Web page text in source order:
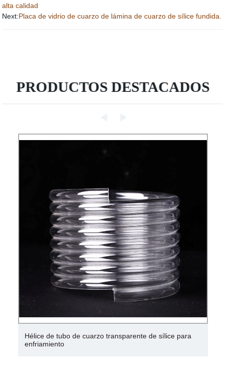
alta calidad
Next:Placa de vidrio de cuarzo de lámina de cuarzo de sílice fundida.
PRODUCTOS DESTACADOS
Hélice de tubo de cuarzo transparente de sílice para
enfriamiento